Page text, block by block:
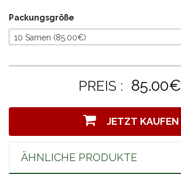
Packungsgröße
10 Samen (85.00€)
PREIS : 85.00€
JETZT KAUFEN
ÄHNLICHE PRODUKTE